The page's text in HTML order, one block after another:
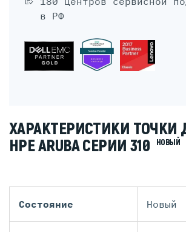
в РФ
ХАРАКТЕРИСТИКИ ТОЧКИ
HPE ARUBA СЕРИИ 310
НОВЫЙ
Состояние Новый